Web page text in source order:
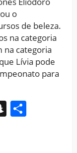
o
de beleza.
na categoria
na categoria
Lívia pode
para
Snapchat